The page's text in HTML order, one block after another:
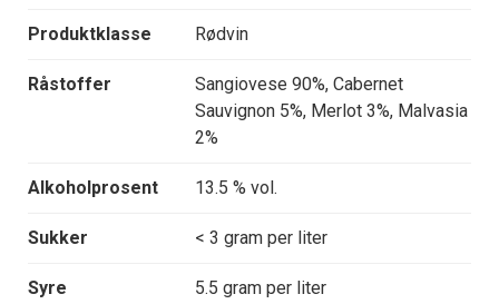
Produktklasse Rødvin
Råstoffer
Sangiovese 90%, Cabernet
Sauvignon 5%, Merlot 3%, Malvasia
2%
Alkoholprosent 13.5 % vol.
Sukker < 3 gram per liter
Syre 5.5 gram per liter